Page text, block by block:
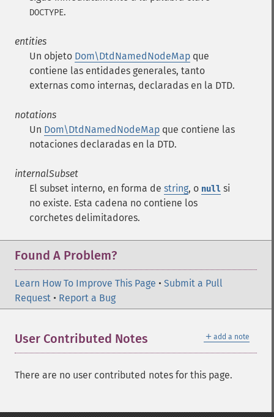
DOCTYPE.
entities
Un objeto Dom\DtdNamedNodeMap que
contiene las entidades generales, tanto
externas como internas, declaradas en la DTD.
notations
Un Dom\DtdNamedNodeMap que contiene las
notaciones declaradas en la DTD.
internalSubset
El subset interno, en forma de string, o null si
no existe. Esta cadena no contiene los
corchetes delimitadores.
Found A Problem?
Learn How To Improve This Page • Submit a Pull
Request • Report a Bug
＋ add a note
User Contributed Notes
There are no user contributed notes for this page.